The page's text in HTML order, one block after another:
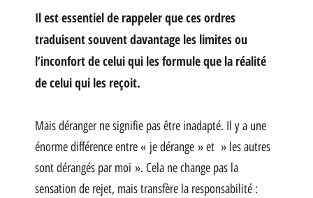
Il est essentiel de rappeler que ces ordres
traduisent souvent davantage les limites ou
l’inconfort de celui qui les formule que la réalité
de celui qui les reçoit.
Mais déranger ne signifie pas être inadapté. Il y a une
énorme différence entre « je dérange » et » les autres
sont dérangés par moi ». Cela ne change pas la
sensation de rejet, mais transfère la responsabilité :